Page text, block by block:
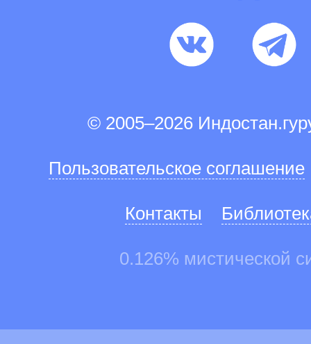
© 2005–2026
Пользовательское соглашение
Контакты
0.126% мистической